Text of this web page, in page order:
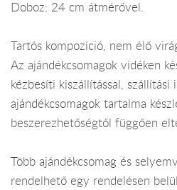
Doboz: 24 cm átmérővel.
Tartós kompozíció, nem élő
Az ajándékcsomagok vidéken
kézbesíti kiszállítással, szállítási
ajándékcsomagok tartalma
beszerezhetőségtől függően
Több ajándékcsomag és
rendelhető egy rendelésen